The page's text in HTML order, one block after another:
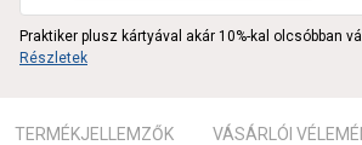
Praktiker plusz kártyával akár 10%-kal olcsóbban
Részletek
TERMÉKJELLEMZŐK VÁSÁRLÓI